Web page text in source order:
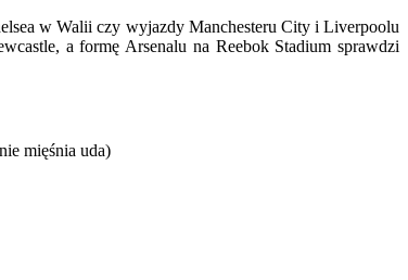
w Walii czy wyjazdy Manchesteru City i Liverpoolu
a formę Arsenalu na Reebok Stadium sprawdzi
mięśnia uda)